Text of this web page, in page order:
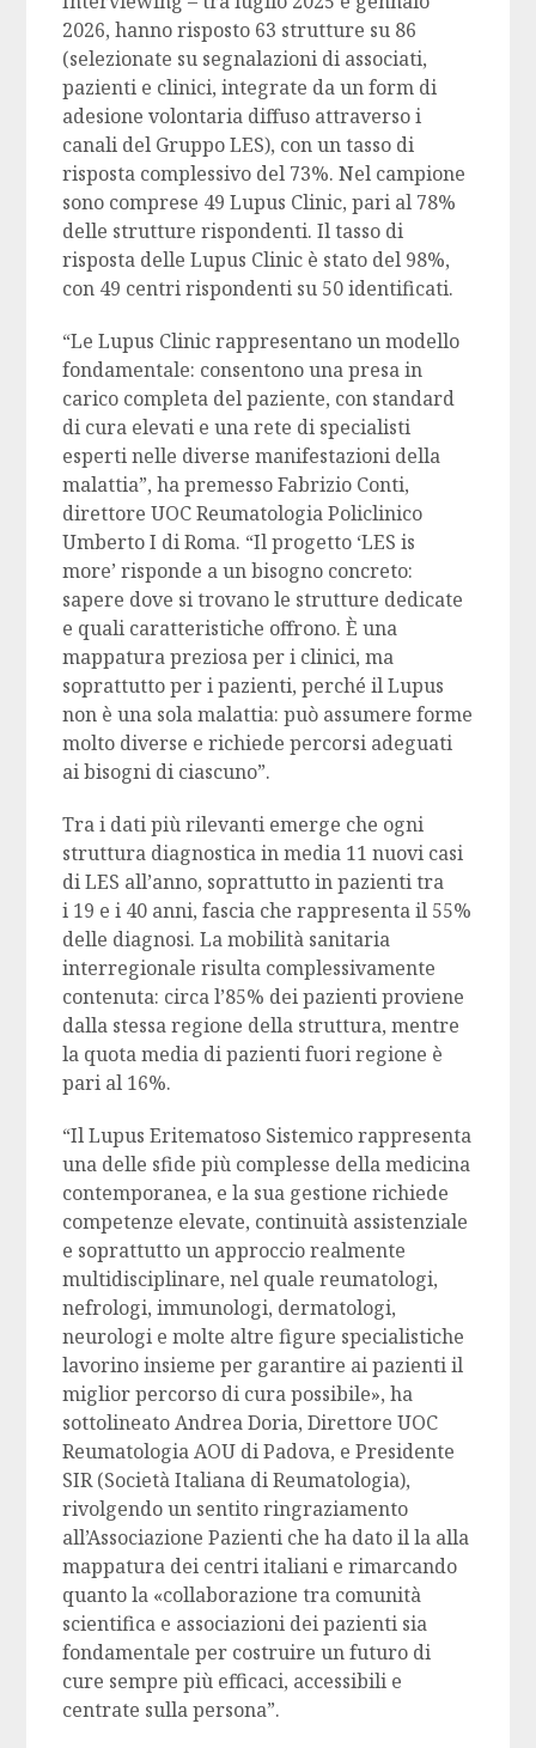
2026, hanno risposto 63 strutture su 86
(selezionate su segnalazioni di associati,
pazienti e clinici, integrate da un form di
adesione volontaria diffuso attraverso i
canali del Gruppo LES), con un tasso di
risposta complessivo del 73%. Nel campione
sono comprese 49 Lupus Clinic, pari al 78%
delle strutture rispondenti. Il tasso di
risposta delle Lupus Clinic è stato del 98%,
con 49 centri rispondenti su 50 identificati.
“Le Lupus Clinic rappresentano un modello
fondamentale: consentono una presa in
carico completa del paziente, con standard
di cura elevati e una rete di specialisti
esperti nelle diverse manifestazioni della
malattia”, ha premesso Fabrizio Conti,
direttore UOC Reumatologia Policlinico
Umberto I di Roma. “Il progetto ‘LES is
more’ risponde a un bisogno concreto:
sapere dove si trovano le strutture dedicate
e quali caratteristiche offrono. È una
mappatura preziosa per i clinici, ma
soprattutto per i pazienti, perché il Lupus
non è una sola malattia: può assumere forme
molto diverse e richiede percorsi adeguati
ai bisogni di ciascuno”.
Tra i dati più rilevanti emerge che ogni
struttura diagnostica in media 11 nuovi casi
di LES all’anno, soprattutto in pazienti tra
i 19 e i 40 anni, fascia che rappresenta il 55%
delle diagnosi. La mobilità sanitaria
interregionale risulta complessivamente
contenuta: circa l’85% dei pazienti proviene
dalla stessa regione della struttura, mentre
la quota media di pazienti fuori regione è
pari al 16%.
“Il Lupus Eritematoso Sistemico rappresenta
una delle sfide più complesse della medicina
contemporanea, e la sua gestione richiede
competenze elevate, continuità assistenziale
e soprattutto un approccio realmente
multidisciplinare, nel quale reumatologi,
nefrologi, immunologi, dermatologi,
neurologi e molte altre figure specialistiche
lavorino insieme per garantire ai pazienti il
miglior percorso di cura possibile», ha
sottolineato Andrea Doria, Direttore UOC
Reumatologia AOU di Padova, e Presidente
SIR (Società Italiana di Reumatologia),
rivolgendo un sentito ringraziamento
all’Associazione Pazienti che ha dato il la alla
mappatura dei centri italiani e rimarcando
quanto la «collaborazione tra comunità
scientifica e associazioni dei pazienti sia
fondamentale per costruire un futuro di
cure sempre più efficaci, accessibili e
centrate sulla persona”.